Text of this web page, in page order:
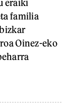
eraiki
familia
Oinez-eko